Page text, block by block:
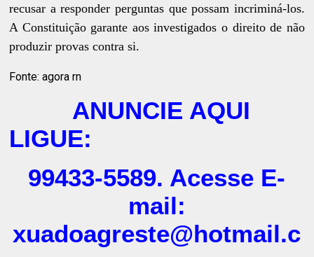
recusar a responder perguntas que possam incriminá-los.
A Constituição garante aos investigados o direito de não
produzir provas contra si.
Fonte: agora rn
ANUNCIE AQUI
LIGUE:
99433-5589. Acesse E-
mail:
xuadoagreste@hotmail.c